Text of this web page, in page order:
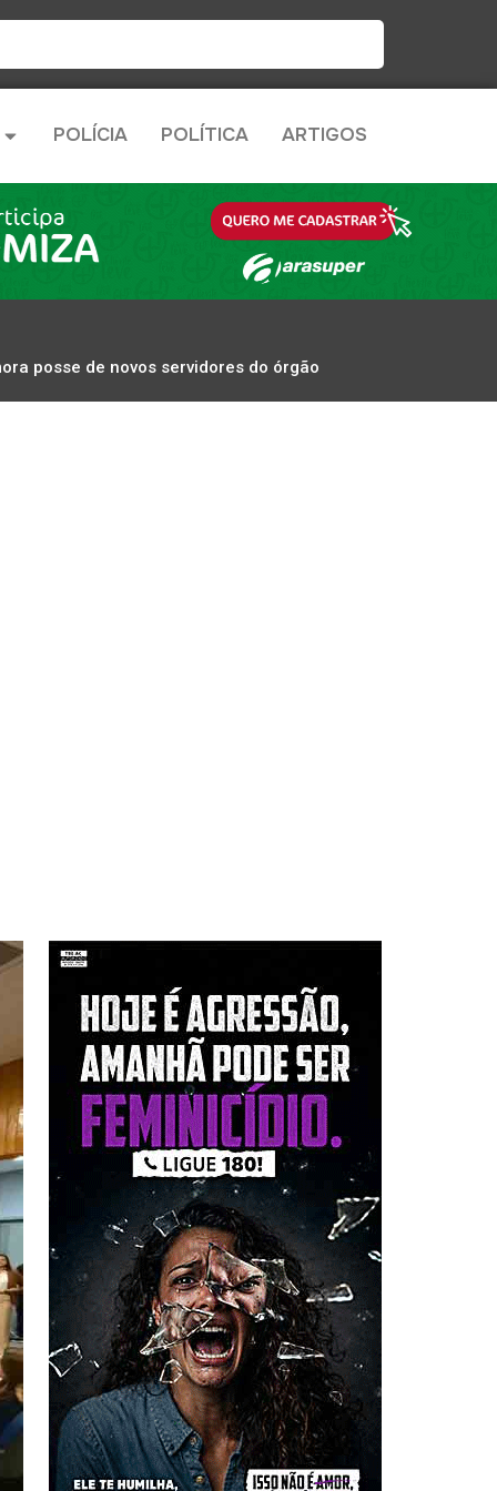
POLÍCIA POLÍTICA ARTIGOS
posse de novos servidores do órgão